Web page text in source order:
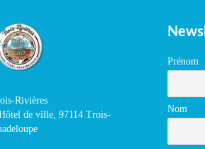
Rivières
de ville, 97114 Trois-
Prénom
Nom